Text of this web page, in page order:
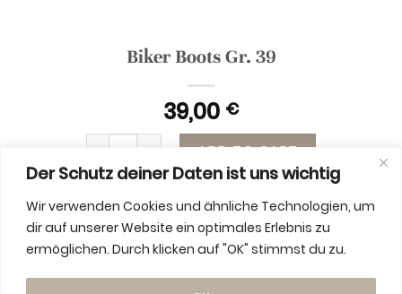
Der Schutz deiner Daten ist uns wichtig
Wir verwenden Cookies und ähnliche Technologien, um
dir auf unserer Website ein optimales Erlebnis zu
ermöglichen. Durch klicken auf "OK" stimmst du zu.
Biker Boots Gr. 39
39,00 €
Biker Boots Gr. 39 quantity
ADD TO CART
ADDITIONAL INFORMATION